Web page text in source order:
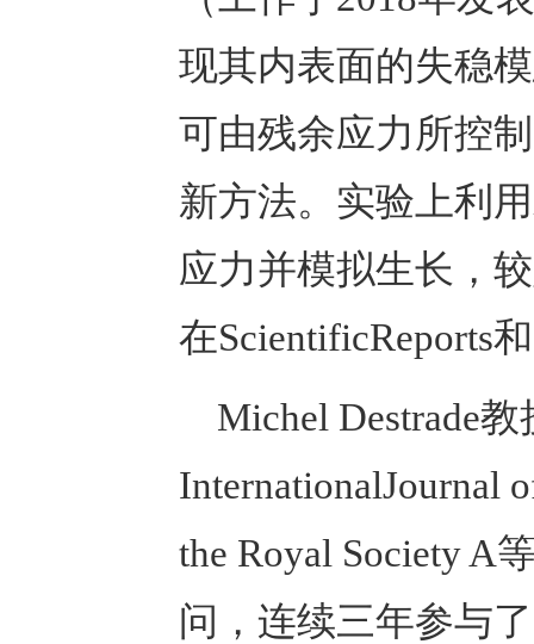
现其内表面的失稳
可由残余应力所控
新方法。实验上利
应力并模拟生长，
在ScientificReports
Michel Destrade
InternationalJournal
the Royal Society A
问，连续三年参与